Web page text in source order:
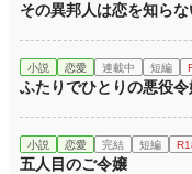
その異邦人は恋を知ら
小説 恋愛 連載中 短編
ふたりでひとりの悪役令
小説 恋愛 完結 短編
五人目のご令嬢